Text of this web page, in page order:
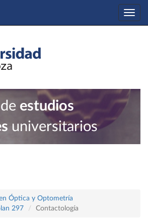
estudios
universitarios
Óptica y Optometría
297
Contactología